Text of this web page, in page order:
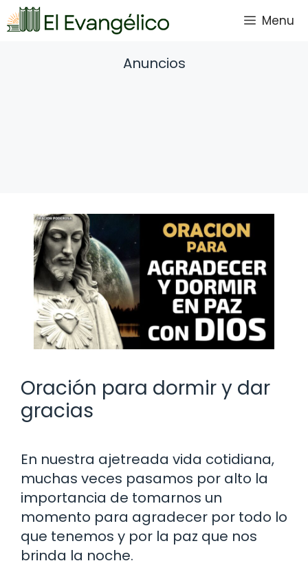
Saltar
al
Menu
Anuncios
Oración para dormir y dar
gracias
En nuestra ajetreada vida cotidiana,
muchas veces pasamos por alto la
importancia de tomarnos un
momento para agradecer por todo lo
que tenemos y por la paz que nos
brinda la noche.